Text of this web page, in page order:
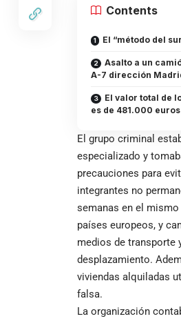
Contents
El “método del
Asalto a un
A-7 dirección
El valor total de
es de 481.000 euros
El grupo criminal
especializado y
precauciones para
integrantes no
semanas en el
países europeos, y
medios de transporte
desplazamiento.
viviendas alquiladas
falsa.
La organización